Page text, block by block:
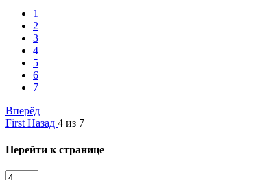
1
2
3
4
5
6
7
Вперёд
First Назад 4 из 7
Перейти к странице